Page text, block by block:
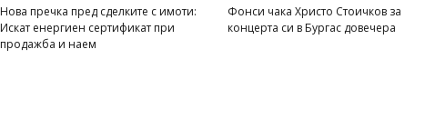
Нова пречка пред сделките с имоти:
Искат енергиен сертификат при
продажба и наем
Фонси чака Христо Стоичков за
концерта си в Бургас довечера